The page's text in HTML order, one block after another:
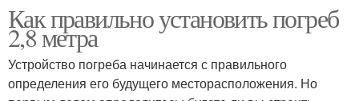
Как правильно установить погреб
2,8 метра
Устройство погреба начинается с правильного
определения его будущего месторасположения. Но